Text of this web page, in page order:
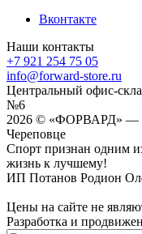
Вконтакте
Наши контакты
+7 921 254 75 05
info@forward-store.ru
Центральный офис-
№6
2026 © «ФОРВАРД» —
Череповце
Спорт признан одним
жизнь к лучшему!
ИП Потанов Родион
Цены на сайте не
Разработка и